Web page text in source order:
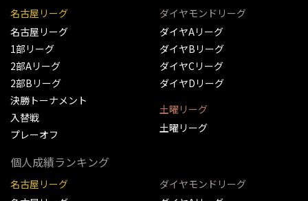
名古屋リーグ
名古屋リーグ
1部リーグ
2部Aリーグ
2部Bリーグ
決勝トーナメント
入替戦
プレーオフ
ダイヤモンドリーグ
ダイヤAリーグ
ダイヤBリーグ
ダイヤCリーグ
ダイヤDリーグ
土曜リーグ
土曜リーグ
個人成績ランキング
名古屋リーグ
ダイヤモンドリーグ